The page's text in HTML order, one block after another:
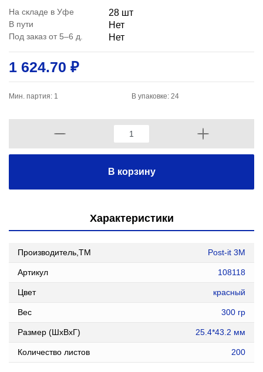
На складе в Уфе 28 шт
В пути Нет
Под заказ от 5–6 д. Нет
1 624.70 ₽
Мин. партия: 1 В упаковке: 24
В корзину
Характеристики
Производитель,ТМ Post-it 3М
Артикул 108118
Цвет красный
Вес 300 гр
Размер (ШxВxГ) 25.4*43.2 мм
Количество листов 200